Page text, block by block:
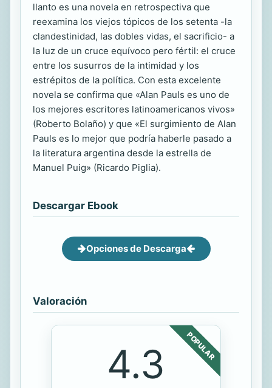
llanto es una novela en retrospectiva que
reexamina los viejos tópicos de los setenta -la
clandestinidad, las dobles vidas, el sacrificio- a
la luz de un cruce equívoco pero fértil: el cruce
entre los susurros de la intimidad y los
estrépitos de la política. Con esta excelente
novela se confirma que «Alan Pauls es uno de
los mejores escritores latinoamericanos vivos»
(Roberto Bolaño) y que «El surgimiento de Alan
Pauls es lo mejor que podría haberle pasado a
la literatura argentina desde la estrella de
Manuel Puig» (Ricardo Piglia).
Descargar Ebook
Opciones de Descarga
Valoración
POPULAR
4.3